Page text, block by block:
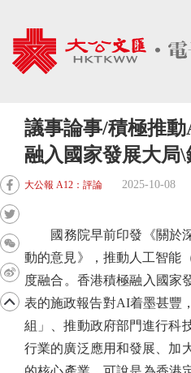
議事論事/積極推
融入國家發展大局
大公報 A12：評論 2025-10-08
國務院早前印發《關於
動的意見》，推動人工智能
度融合。香港積極融入國家
表的施政報告對AI着墨甚豐
組」、推動政府部門進行科
行業的廣泛應用和發展、加